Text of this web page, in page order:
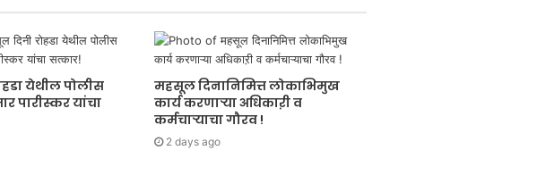
येथील पोलीस
पारीस्कर यांचा
महसूल दिनानिमित्त लोकाभिमुख
कार्य करणाऱ्या अधिकाऱी व
कर्मचाऱ्याचा गौरव !
2 days ago